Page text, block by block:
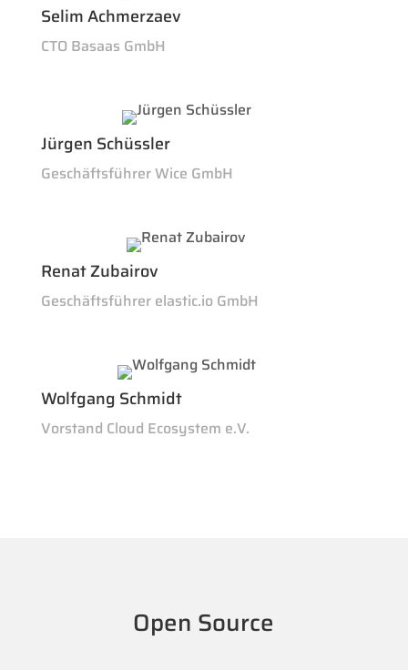
Selim Achmerzaev
CTO Basaas GmbH
Jürgen Schüssler
Geschäftsführer Wice GmbH
Renat Zubairov
Geschäftsführer elastic.io GmbH
Wolfgang Schmidt
Vorstand Cloud Ecosystem e.V.
Open Source